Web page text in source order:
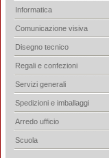
Informatica
Comunicazione visiva
Disegno tecnico
Regali e confezioni
Servizi generali
Spedizioni e imballaggi
Arredo ufficio
Scuola